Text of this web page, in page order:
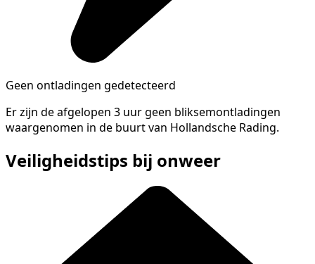
Geen ontladingen gedetecteerd
Er zijn de afgelopen 3 uur geen bliksemontladingen
waargenomen in de buurt van Hollandsche Rading.
Veiligheidstips bij onweer